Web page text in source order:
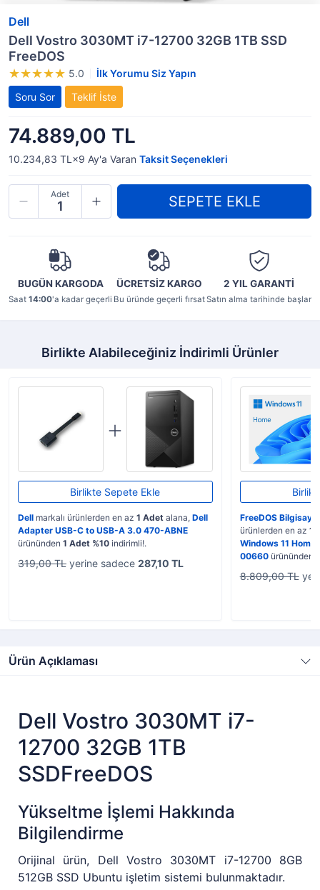
Dell
Dell Vostro 3030MT i7-12700 32GB 1TB SSD
FreeDOS
5.0
İlk Yorumu Siz Yapın
Soru Sor
Teklif İste
74.889,00 TL
10.234,83 TL×9 Ay'a Varan Taksit Seçenekleri
Adet
BUGÜN KARGODA
Saat 14:00'a kadar geçerli
ÜCRETSİZ KARGO
Bu üründe geçerli fırsat
2 YILGARANTİ
Satın alma tarihinde başlar
Birlikte Alabileceğiniz İndirimli Ürünler
Birlikte Sepete Ekle
Dell markalı ürünlerden en az 1 Adet alana, Dell
Adapter USB-C to USB-A 3.0 470-ABNE
ürününden 1 Adet %10 indirimli!.
319,00 TL yerine sadece 287,10 TL
FreeDOS Bilgisayar
ürünlerden en az 1
Windows 11
00660ürününden
8.809,00 TL
Ürün Açıklaması
Dell Vostro 3030MT i7-
12700 32GB 1TB
SSDFreeDOS
Yükseltme İşlemi Hakkında
Bilgilendirme
Orijinal ürün, Dell Vostro 3030MT i7-12700 8GB
512GB SSD Ubuntu işletim sistemi bulunmaktadır.